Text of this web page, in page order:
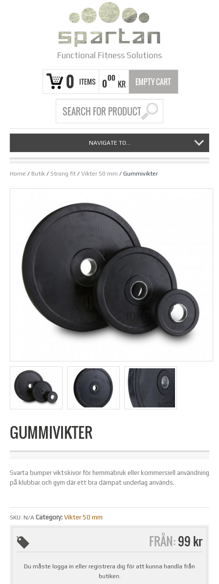
Functional Fitness Solutions
0 ITEMS 000
KR EMPTY CART
NAVIGATE TO...
Home / Butik / Strong fit / Vikter 50 mm / Gummivikter
GUMMIVIKTER
Svarta bumper viktskivor för hemmabruk eller kommersiell användning
på klubbar och gym där ett bra dämpat underlag används.
SKU: N/A Category: Vikter 50 mm
FRÅN:99 kr
Du måste logga in eller registrera dig för att kunna handla från
butiken.